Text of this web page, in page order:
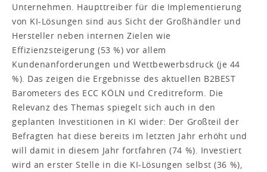
Unternehmen. Haupttreiber für die Implementierung
von KI-Lösungen sind aus Sicht der Großhändler und
Hersteller neben internen Zielen wie
Effizienzsteigerung (53 %) vor allem
Kundenanforderungen und Wettbewerbsdruck (je 44
%). Das zeigen die Ergebnisse des aktuellen B2BEST
Barometers des ECC KÖLN und Creditreform. Die
Relevanz des Themas spiegelt sich auch in den
geplanten Investitionen in KI wider: Der Großteil der
Befragten hat diese bereits im letzten Jahr erhöht und
will damit in diesem Jahr fortfahren (74 %). Investiert
wird an erster Stelle in die KI-Lösungen selbst (36 %),